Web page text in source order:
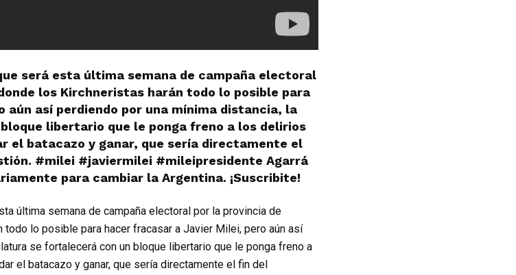
será esta última semana de campaña electoral
los Kirchneristas harán todo lo posible para
así perdiendo por una mínima distancia, la
libertario que le ponga freno a los delirios
el batacazo y ganar, que sería directamente el
#milei #javiermilei #mileipresidente Agarrá
para cambiar la Argentina. ¡Suscribite!
última semana de campaña electoral por la provincia de
lo posible para hacer fracasar a Javier Milei, pero aún así
se fortalecerá con un bloque libertario que le ponga freno a
el batacazo y ganar, que sería directamente el fin del